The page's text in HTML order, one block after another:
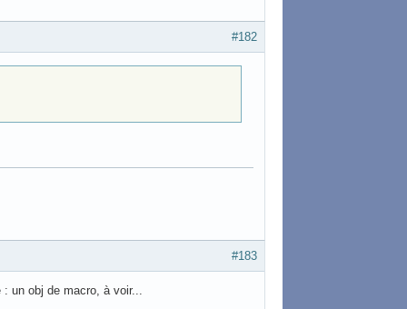
#182
#183
un obj de macro, à voir...